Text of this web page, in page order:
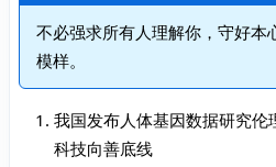
不必强求所有人理解你，守好本
模样。
我国发布人体基因数据研究伦
科技向善底线